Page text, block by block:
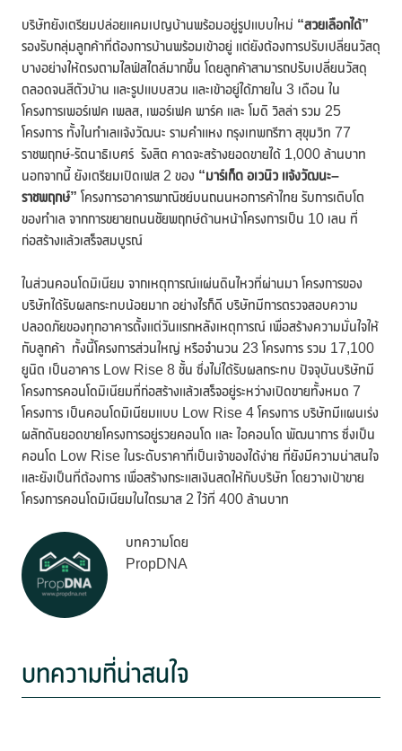
บริษัทยังเตรียมปล่อยแคมเปญบ้านพร้อมอยู่รูปแบบใหม่ “สวยเลือกได้”
รองรับกลุ่มลูกค้าที่ต้องการบ้านพร้อมเข้าอยู่ แต่ยังต้องการปรับเปลี่ยนวัสดุ
บางอย่างให้ตรงตามไลฟ์สไตล์มากขึ้น โดยลูกค้าสามารถปรับเปลี่ยนวัสดุ
ตลอดจนสีตัวบ้าน และรูปแบบสวน และเข้าอยู่ได้ภายใน 3 เดือน ใน
โครงการเพอร์เฟค เพลส, เพอร์เฟค พาร์ค และ โมดิ วิลล่า รวม 25
โครงการ ทั้งในทำเลแจ้งวัฒนะ รามคำแหง กรุงเทพกรีฑา สุขุมวิท 77
ราชพฤกษ์-รัตนาธิเบศร์ รังสิต คาดจะสร้างยอดขายได้ 1,000 ล้านบาท
นอกจากนี้ ยังเตรียมเปิดเฟส 2 ของ “มาร์เก็ต อเวนิว แจ้งวัฒนะ–
ราชพฤกษ์” โครงการอาคารพาณิชย์บนถนนหอการค้าไทย รับการเติบโต
ของทำเล จากการขยายถนนชัยพฤกษ์ด้านหน้าโครงการเป็น 10 เลน ที่
ก่อสร้างแล้วเสร็จสมบูรณ์
ในส่วนคอนโดมิเนียม จากเหตุการณ์แผ่นดินไหวที่ผ่านมา โครงการของ
บริษัทได้รับผลกระทบน้อยมาก อย่างไรก็ดี บริษัทมีการตรวจสอบความ
ปลอดภัยของทุกอาคารตั้งแต่วันแรกหลังเหตุการณ์ เพื่อสร้างความมั่นใจให้
กับลูกค้า ทั้งนี้โครงการส่วนใหญ่ หรือจำนวน 23 โครงการ รวม 17,100
ยูนิต เป็นอาคาร Low Rise 8 ชั้น ซึ่งไม่ได้รับผลกระทบ ปัจจุบันบริษัทมี
โครงการคอนโดมิเนียมที่ก่อสร้างแล้วเสร็จอยู่ระหว่างเปิดขายทั้งหมด 7
โครงการ เป็นคอนโดมิเนียมแบบ Low Rise 4 โครงการ บริษัทมีแผนเร่ง
ผลักดันยอดขายโครงการอยู่รวยคอนโด และ ไอคอนโด พัฒนาการ ซึ่งเป็น
คอนโด Low Rise ในระดับราคาที่เป็นเจ้าของได้ง่าย ที่ยังมีความน่าสนใจ
และยังเป็นที่ต้องการ เพื่อสร้างกระแสเงินสดให้กับบริษัท โดยวางเป้าขาย
โครงการคอนโดมิเนียมในไตรมาส 2 ไว้ที่ 400 ล้านบาท
บทความโดย
PropDNA
บทความที่น่าสนใจ